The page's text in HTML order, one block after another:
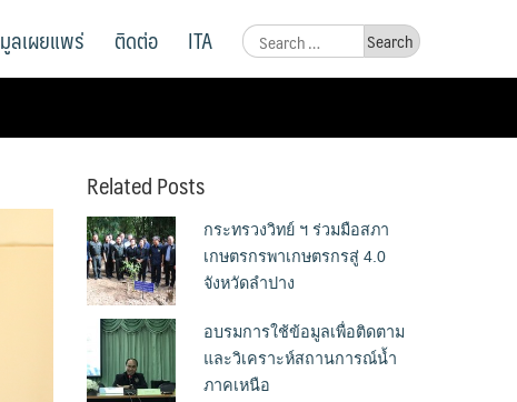
Search
for:
ลเผยแพร่ ติดต่อ ITA
Related Posts
กระทรวงวิทย์ ฯ ร่วมมือสภา
เกษตรกรพาเกษตรกรสู่ 4.0
จังหวัดลำปาง
อบรมการใช้ข้อมูลเพื่อติดตาม
และวิเคราะห์สถานการณ์น้ำ
ภาคเหนือ